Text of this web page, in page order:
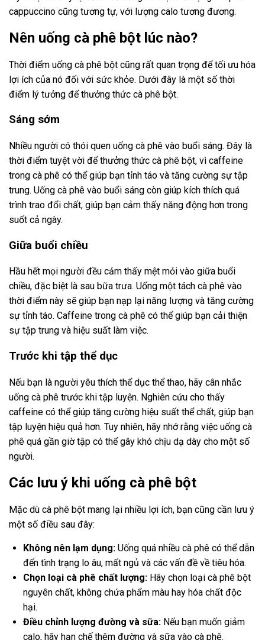
cappuccino cũng tương tự, với lượng calo tương đương.
Nên uống cà phê bột lúc nào?
Thời điểm uống cà phê bột cũng rất quan trọng để tối ưu hóa
lợi ích của nó đối với sức khỏe. Dưới đây là một số thời
điểm lý tưởng để thưởng thức cà phê bột.
Sáng sớm
Nhiều người có thói quen uống cà phê vào buổi sáng. Đây là
thời điểm tuyệt vời để thưởng thức cà phê bột, vì caffeine
trong cà phê có thể giúp bạn tỉnh táo và tăng cường sự tập
trung. Uống cà phê vào buổi sáng còn giúp kích thích quá
trình trao đổi chất, giúp bạn cảm thấy năng động hơn trong
suốt cả ngày.
Giữa buổi chiều
Hầu hết mọi người đều cảm thấy mệt mỏi vào giữa buổi
chiều, đặc biệt là sau bữa trưa. Uống một tách cà phê vào
thời điểm này sẽ giúp bạn nạp lại năng lượng và tăng cường
sự tỉnh táo. Caffeine trong cà phê có thể giúp bạn cải thiện
sự tập trung và hiệu suất làm việc.
Trước khi tập thể dục
Nếu bạn là người yêu thích thể dục thể thao, hãy cân nhắc
uống cà phê trước khi tập luyện. Nghiên cứu cho thấy
caffeine có thể giúp tăng cường hiệu suất thể chất, giúp bạn
tập luyện hiệu quả hơn. Tuy nhiên, hãy nhớ rằng việc uống cà
phê quá gần giờ tập có thể gây khó chịu dạ dày cho một số
người.
Các lưu ý khi uống cà phê bột
Mặc dù cà phê bột mang lại nhiều lợi ích, bạn cũng cần lưu ý
một số điều sau đây:
Không nên lạm dụng: Uống quá nhiều cà phê có thể dẫn
đến tình trạng lo âu, mất ngủ và các vấn đề về tiêu hóa.
Chọn loại cà phê chất lượng: Hãy chọn loại cà phê bột
nguyên chất, không chứa phẩm màu hay hóa chất độc
hại.
Điều chỉnh lượng đường và sữa: Nếu bạn muốn giảm
calo, hãy hạn chế thêm đường và sữa vào cà phê.